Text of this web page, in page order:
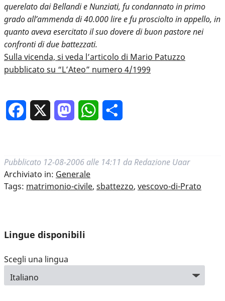
querelato dai Bellandi e Nunziati, fu condannato in primo
grado all’ammenda di 40.000 lire e fu prosciolto in appello, in
quanto aveva esercitato il suo dovere di buon pastore nei
confronti di due battezzati.
Sulla vicenda, si veda l’articolo di Mario Patuzzo
pubblicato su “L’Ateo” numero 4/1999
Facebook MastodonWhatsApp
Pubblicato 12-08-2006 alle 14:11 da Redazione Uaar
Archiviato in: Generale
Tags: matrimonio-civile, sbattezzo, vescovo-di-Prato
Lingue disponibili
Scegli una lingua